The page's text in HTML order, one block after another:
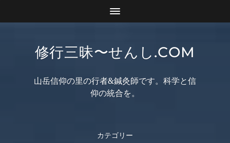
修行三昧〜せんし.COM
山岳信仰の里の行者&鍼灸師です。科学と信
仰の統合を。
カテゴリー